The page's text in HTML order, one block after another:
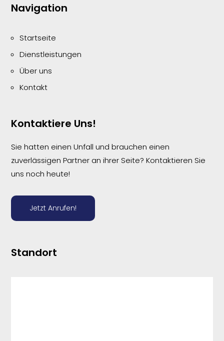
Navigation
Startseite
Dienstleistungen
Über uns
Kontakt
Kontaktiere Uns!
Sie hatten einen Unfall und brauchen einen
zuverlässigen Partner an ihrer Seite? Kontaktieren Sie
uns noch heute!
Jetzt Anrufen!
Standort